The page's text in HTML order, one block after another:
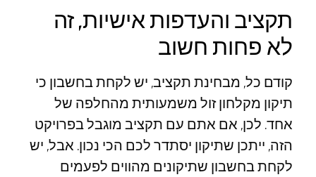
תקציב והעדפות אישיות, זה
לא פחות חשוב
קודם כל, מבחינת תקציב, יש לקחת בחשבון כי
תיקון מקלחון זול משמעותית מהחלפה של
אחד. לכן, אם אתם עם תקציב מוגבל בפרויקט
הזה, ייתכן שתיקון יסתדר לכם הכי נכון. אבל, יש
לקחת בחשבון שתיקונים מהווים לפעמים